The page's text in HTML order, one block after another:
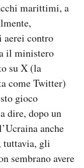
marittimi, a
aerei contro
il ministero
su X (la
come Twitter)
gioco
dire, dopo un
anche
tuttavia, gli
sembrano avere